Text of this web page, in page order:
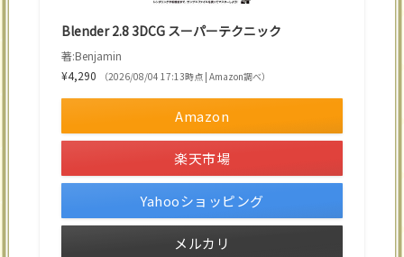
Blender 2.8 3DCG スーパーテクニック
著:Benjamin
¥4,290
（2026/08/04 17:13時点 | Amazon調べ）
Amazon
楽天市場
Yahooショッピング
メルカリ